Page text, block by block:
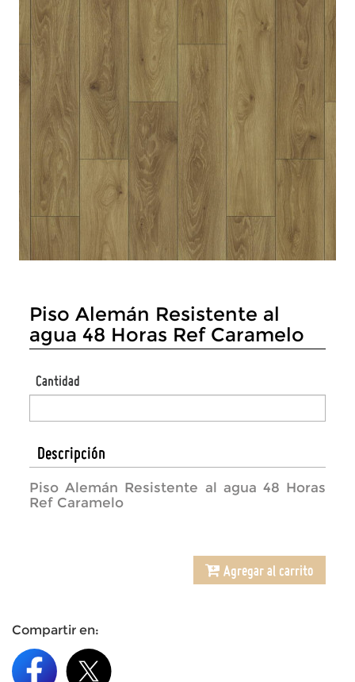
Piso Alemán Resistente al
agua 48 Horas Ref Caramelo
Cantidad
Descripción
Piso Alemán Resistente al agua 48 Horas
Ref Caramelo
Agregar al carrito
Compartir en: